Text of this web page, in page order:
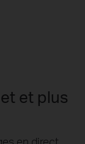
et plus